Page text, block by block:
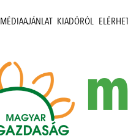
MÉDIAAJÁNLAT KIADÓRÓL